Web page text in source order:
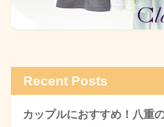
Recent Posts
カップルにおすすめ！八重